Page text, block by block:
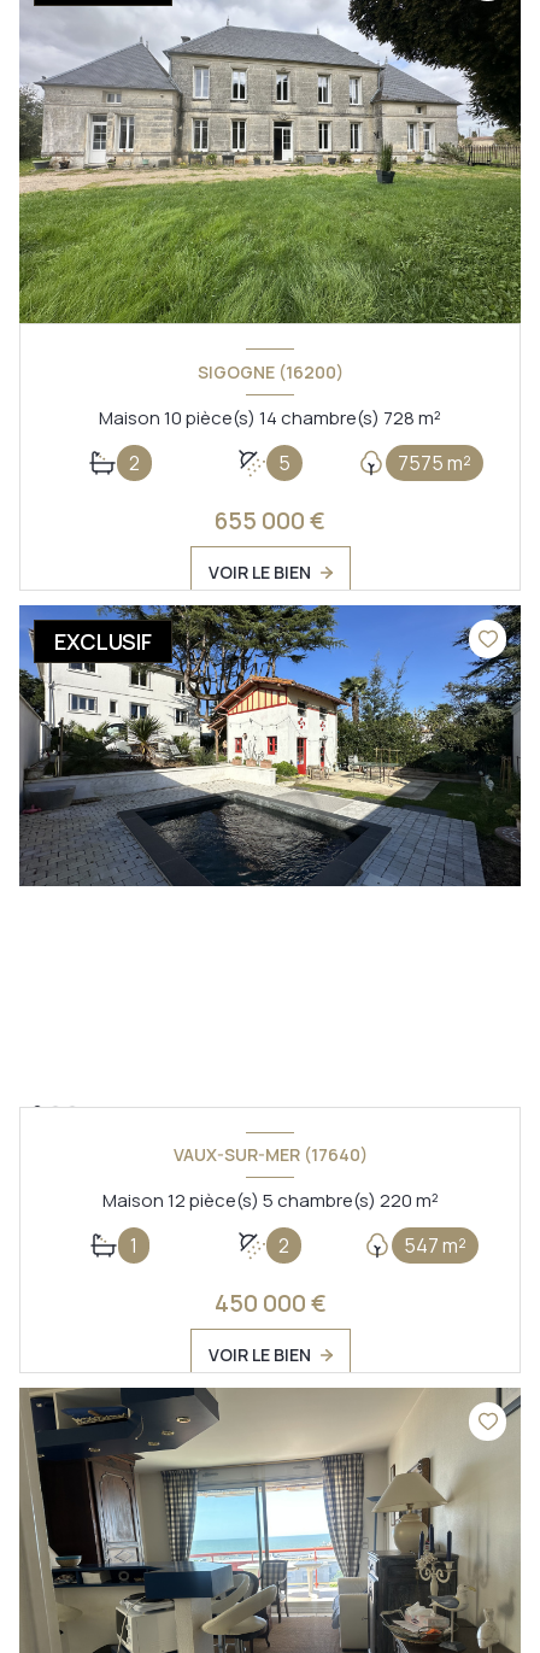
SIGOGNE (16200)
Maison 10 pièce(s) 14 chambre(s) 728 m²
2 5 7575 m²
655 000 €
VOIR LE BIEN
EXCLUSIF
VAUX-SUR-MER (17640)
Maison 12 pièce(s) 5 chambre(s) 220 m²
1 2 547 m²
450 000 €
VOIR LE BIEN